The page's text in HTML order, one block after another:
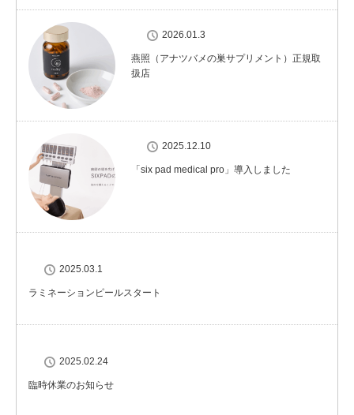
2026.01.3
燕照（アナツバメの巣サプリメント）正規取
扱店
2025.12.10
「six pad medical pro」導入しました
2025.03.1
ラミネーションピールスタート
2025.02.24
臨時休業のお知らせ